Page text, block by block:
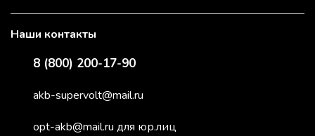
Наши контакты
8 (800) 200-17-90
akb-supervolt@mail.ru
opt-akb@mail.ru для юр.лиц